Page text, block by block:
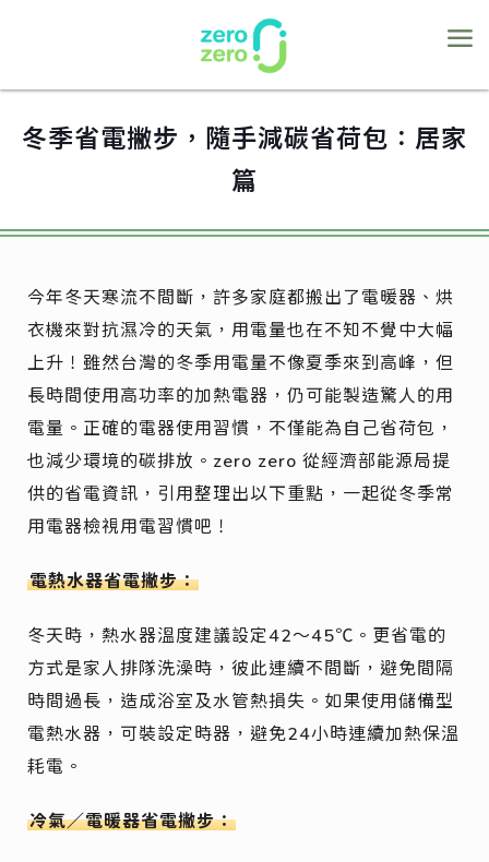
冬季省電撇步，隨手減碳省荷包：居家
篇
今年冬天寒流不間斷，許多家庭都搬出了電暖器、烘
衣機來對抗濕冷的天氣，用電量也在不知不覺中大幅
上升！雖然台灣的冬季用電量不像夏季來到高峰，但
長時間使用高功率的加熱電器，仍可能製造驚人的用
電量。正確的電器使用習慣，不僅能為自己省荷包，
也減少環境的碳排放。zero zero 從經濟部能源局提
供的省電資訊，引用整理出以下重點，一起從冬季常
用電器檢視用電習慣吧！
電熱水器省電撇步：
冬天時，熱水器溫度建議設定42～45℃。更省電的
方式是家人排隊洗澡時，彼此連續不間斷，避免間隔
時間過長，造成浴室及水管熱損失。如果使用儲備型
電熱水器，可裝設定時器，避免24小時連續加熱保溫
耗電。
冷氣／電暖器省電撇步：